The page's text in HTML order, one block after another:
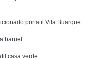
portatil Vila Buarque
baruel
casa verde